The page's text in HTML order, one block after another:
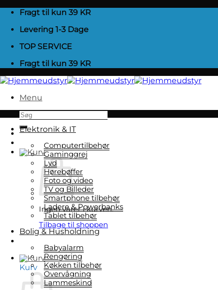
Fortsæt
indhold
Fragt til kun 39 KR
Levering 1-3 Dage
TOP SERVICE
Fragt til kun 39 KR
Menu
Søg
efter:
Ingen varer i kurven.
Tilbage til shoppen
Kurv
Elektronik & IT
Computertilbehør
Gaminggrej
Lyd
Hørebøffer
Foto og video
TV og Billeder
Smartphone tilbehør
Ladere & Powerbanks
Tablet tilbehør
Bolig & Husholdning
Babyalarm
Rengøring
Køkken tilbehør
Overvågning
Lammeskind